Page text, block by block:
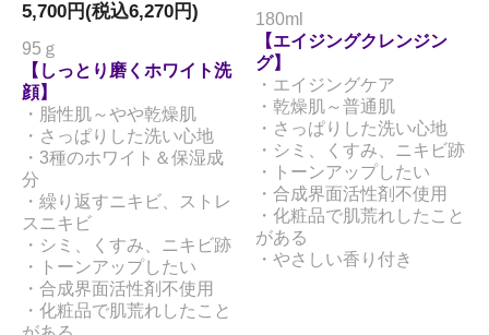
5,700円(税込6,270円)
95ｇ
【しっとり磨くホワイト洗
顔】
・脂性肌～やや乾燥肌
・さっぱりした洗い心地
・3種のホワイト＆保湿成
分
・繰り返すニキビ、ストレ
スニキビ
・シミ、くすみ、ニキビ跡
・トーンアップしたい
・合成界面活性剤不使用
・化粧品で肌荒れしたこと
180ml
【エイジングクレンジン
グ】
・エイジングケア
・乾燥肌～普通肌
・さっぱりした洗い心地
・シミ、くすみ、ニキビ跡
・トーンアップしたい
・合成界面活性剤不使用
・化粧品で肌荒れしたこと
がある
・やさしい香り付き